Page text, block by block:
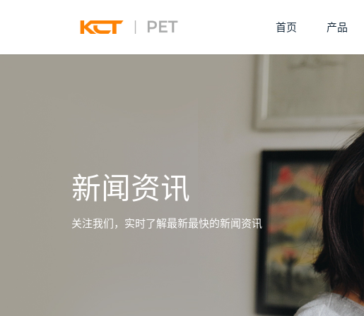
首页 产品
新闻资讯
关注我们，实时了解最新最快的新闻资讯